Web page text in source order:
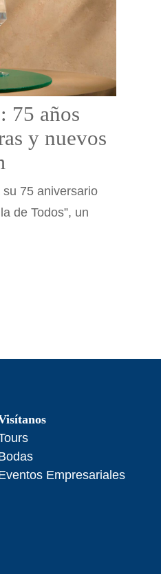
75 años
y nuevos
75 aniversario
de Todos”, un
Empresariales